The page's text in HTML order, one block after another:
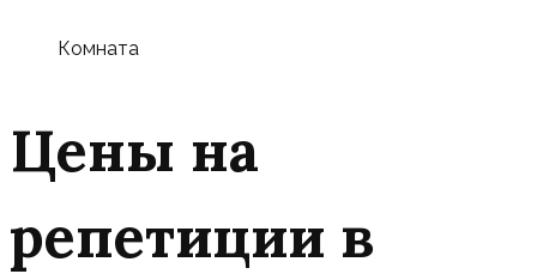
Комната
Цены на
репетиции в